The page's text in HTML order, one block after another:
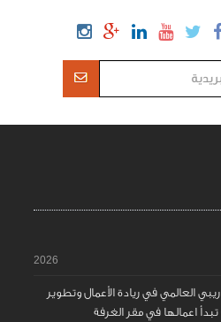
2026
العالمي في ريادة الأعمال وتطوير
اعمالها في مقر الغرفة